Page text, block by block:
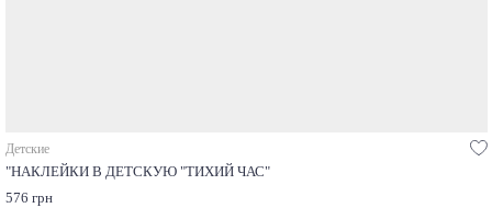
Детские
"НАКЛЕЙКИ В ДЕТСКУЮ "ТИХИЙ ЧАС"
576 грн